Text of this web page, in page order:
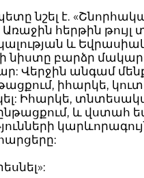
նշել է.
հերթին թույլ
և
նիստը բարձր
Վերջին անգամ
իհարկե,
Իհարկե,
և վստահ